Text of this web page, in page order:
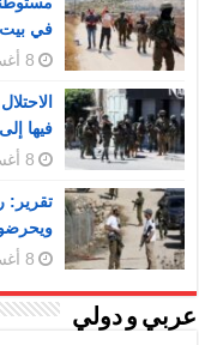
في
8 أغسطس، 2026
فيها
8 أغسطس، 2026
تقرير:
8 أغسطس، 2026
عربي و دولي